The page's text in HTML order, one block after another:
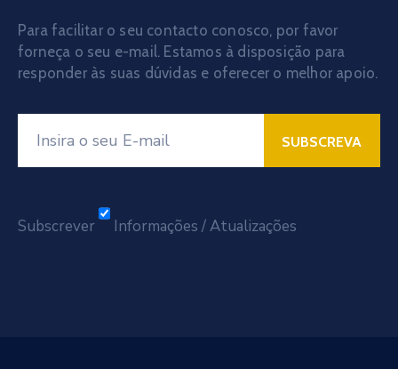
Para facilitar o seu contacto conosco, por favor
forneça o seu e-mail. Estamos à disposição para
responder às suas dúvidas e oferecer o melhor apoio.
Subscrever Informações / Atualizações